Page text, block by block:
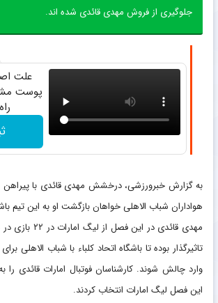
جلوگیری از فروش مهدی قائدی شده اند.
علت
پوست
به گزارش خبرورزشی، درخشش مهدی قائدی با پیراهن
هواداران شباب الاهلی خواهان بازگشت او به این تیم
تاثیرگذار بوده تا باشگاه اتحاد کلباء با شباب الاهلی
وارد چالش شوند. کارشناسان فوتبال امارات قائدی را
این فصل لیگ امارات انتخاب کردند.